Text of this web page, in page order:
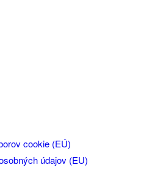
cookie (EÚ)
údajov (EU)